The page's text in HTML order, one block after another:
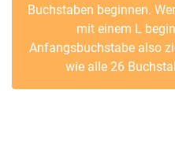
Buchstaben beginnen.
mit einem L
Anfangsbuchstabe also
wie alle 26